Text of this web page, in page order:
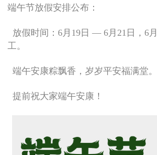
端午节放假安排公布：
放假时间：6月19日 — 6月21日，6
工。
端午安康粽飘香，岁岁平安福满堂。
提前祝大家端午安康！